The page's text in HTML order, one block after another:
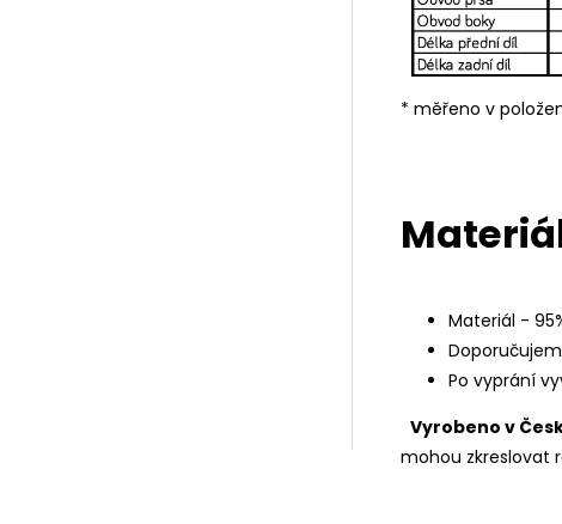
* měřeno v
Materiál -
Po vyprání
Vyrobeno v
mohou zkreslovat